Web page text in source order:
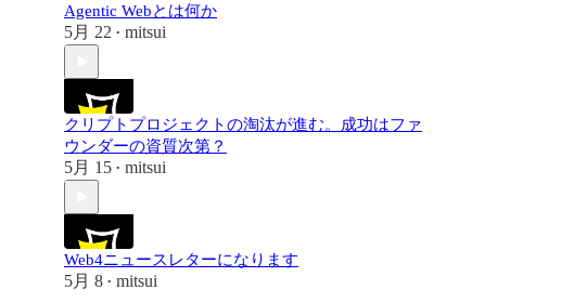
Agentic Webとは何か
5月 22 • mitsui
クリプトプロジェクトの淘汰が進む。成功はファ
ウンダーの資質次第？
5月 15 • mitsui
Web4ニュースレターになります
5月 8 • mitsui